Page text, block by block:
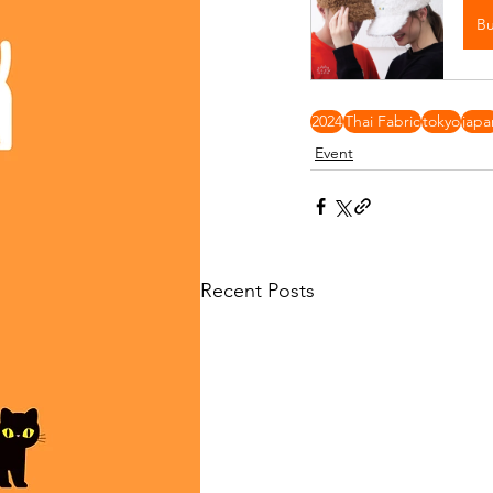
2024Thai Fabrictokyo
Event
Recent Posts